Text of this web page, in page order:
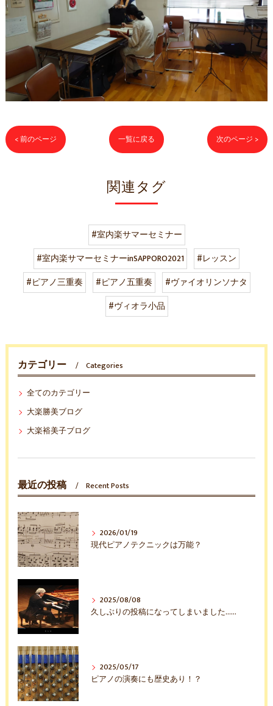
< 前のページ 一覧に戻る 次のページ >
関連タグ
#室内楽サマーセミナー
#室内楽サマーセミナーinSAPPORO2021
#レッスン
#ピアノ三重奏
#ピアノ五重奏
#ヴァイオリンソナタ
#ヴィオラ小品
カテゴリー Categories
全てのカテゴリー
大楽勝美ブログ
大楽裕美子ブログ
最近の投稿 Recent Posts
2026/01/19
現代ピアノテクニックは万能？
2025/08/08
久しぶりの投稿になってしまいました……
2025/05/17
ピアノの演奏にも歴史あり！？